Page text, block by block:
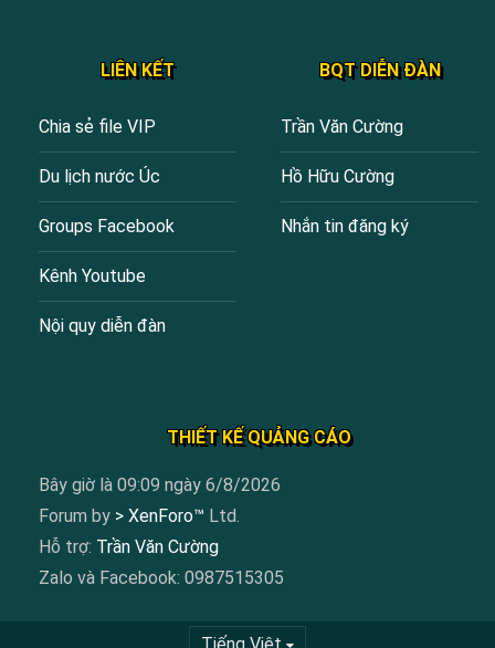
LIÊN KẾT
Chia sẻ file VIP
Du lịch nước Úc
Groups Facebook
Kênh Youtube
Nội quy diễn đàn
BQT DIỄN ĐÀN
Trần Văn Cường
Hồ Hữu Cường
Nhắn tin đăng ký
THIẾT KẾ QUẢNG CÁO
Bây giờ là 09:09 ngày 6/8/2026
Forum by > XenForo™ Ltd.
Hỗ trợ: Trần Văn Cường
Zalo và Facebook: 0987515305